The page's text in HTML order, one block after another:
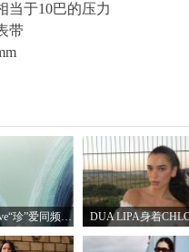
当于10巴的压力
带
Balance is Love“珍”爱同频 耀启七夕 TASA